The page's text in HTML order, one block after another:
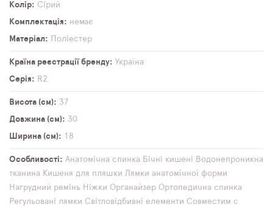
Колір
Сірий
Комплектація
немає
Матеріал
Поліестер
Країна реєстрації бренду
Україна
Серія
R2
Висота (см)
37
Довжина (см)
30
Ширина (см)
18
Особливості Анатомічна спинка Бічні кишені Водонепроникна
тканина Кишеня для пляшки Лямки анатомічної форми
Нагрудний ремінь Ніжки Органайзер Ортопедична спинка
Регульовані лямки Світловідбивні елементи Совместим с